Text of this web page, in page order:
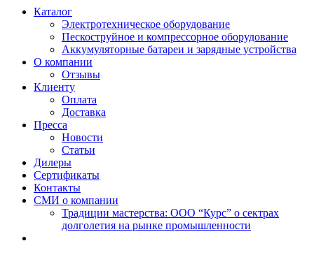
Каталог
Электротехническое оборудование
Пескоструйное и компрессорное оборудование
Аккумуляторные батареи и зарядные устройства
О компании
Отзывы
Клиенту
Оплата
Доставка
Пресса
Новости
Статьи
Дилеры
Сертификаты
Контакты
СМИ о компании
Традиции мастерства: ООО “Курс” о сектрах
долголетия на рынке промышленности